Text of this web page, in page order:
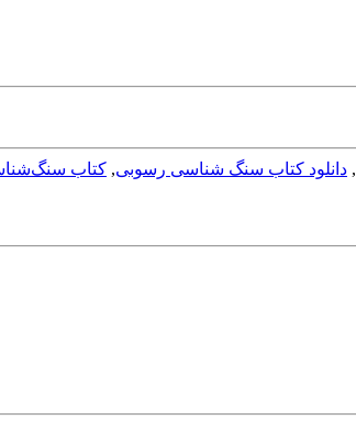
, دانلود کتاب سنگ شناسی رسوبی, کتاب